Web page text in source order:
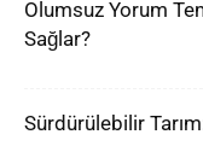
Olumsuz Yorum
Sağlar?
Sürdürülebilir